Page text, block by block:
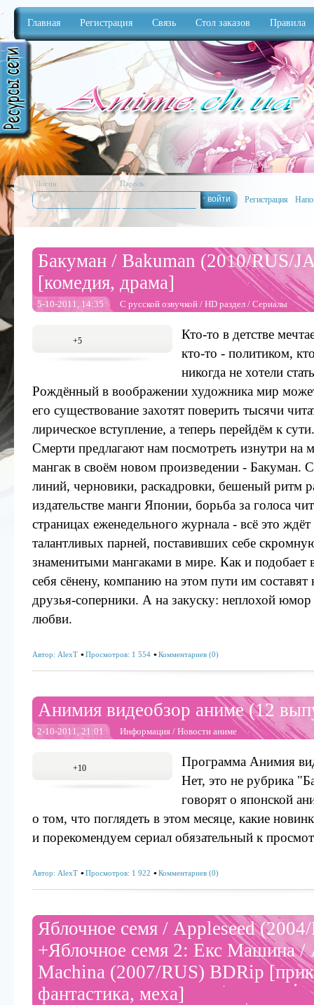
Главная Регистрация Связь Стол заказов Правила
Anime
Логин: Пароль:
Регистрация
Бакуман / Bakuman (2010/RUS/
[комедия, драма]
5-10-2011, 14:35 С русской озвучкой / HD раздел / Сериалы
+5
Кто-то в детстве
кто-то - политиком,
никогда не хотели
Рождённый в воображении художника мир
его существование захотят поверить тысячи
лирическое вступление, а теперь перейдём к
Смерти предлагают нам посмотреть изнутри на
мангак в своём новом произведении - Бакуман.
линий, черновики, раскадровки, бешеный ритм
издательстве манги Японии, борьба за голоса
страницах еженедельного журнала - всё это
талантливых парней, поставивших себе
знаменитыми мангаками в мире. Как и
себя сёнену, компанию на этом пути им составят
друзья-соперники. А на закуску: неплохой
любви.
Автор: AlexT Просмотров: 1 554 Комментариев (0)
Анимия видеобзор аниме (12
2-10-2011, 21:01 Информация / Новости аниме
+10
Программа Анимия
Нет, это не рубрика
говорят о японской
о том, что поглядеть в этом месяце, какие
и порекомендуем сериал обязательный к
Автор: AlexT Просмотров: 1 922 Комментариев (0)
Яблочное cемя / Appleseed
+Яблочное семя 2: Екс Машина /
Machina (2007/RUS) BDRip
фантастика, меха]